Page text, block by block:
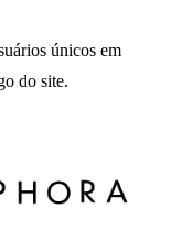
únicos em
do site.